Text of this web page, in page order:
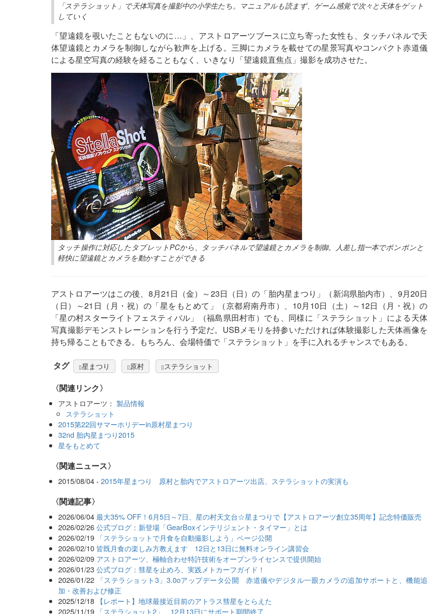
「ステラショット」で天体写真を撮影中の小学生たち。マニュアルも読まず、ゲーム感覚で次々と天体をゲット
していく
「望遠鏡を覗いたこともないのに…」、アストロアーツブースに立ち寄った女性も、タッチパネルで天
体望遠鏡とカメラを制御しながら歓声を上げる。三脚にカメラを載せての星景写真やコンパクト赤道儀
による星空写真の経験を経ることもなく、いきなり「望遠鏡直焦点」撮影を成功させた。
タッチ操作に対応したタブレットPCから、タッチパネルで望遠鏡とカメラを制御。人差し指一本でポンポンと
軽快に望遠鏡とカメラを動かすことができる
アストロアーツはこの後、8月21日（金）～23日（日）の「胎内星まつり」（新潟県胎内市）、9月20日
（日）～21日（月・祝）の「星をもとめて」（京都府南丹市）、10月10日（土）～12日（月・祝）の
「星の村スターライトフェスティバル」（福島県田村市）でも、同様に「ステラショット」による天体
写真撮影デモンストレーションを行う予定だ。USBメモリを持参いただければ体験撮影した天体画像を
持ち帰ることもできる。もちろん、会場特価で「ステラショット」を手に入れるチャンスでもある。
タグ 星まつり 原村 ステラショット
〈関連リンク〉
アストロアーツ：製品情報
ステラショット
2015第22回サマーホリデーin原村星まつり
32nd 胎内星まつり2015
星をもとめて
〈関連ニュース〉
2015/08/04 -2015年星まつり 原村と胎内でアストロアーツ出店、ステラショットの実演も
関連記事
2026/06/04 最大35% OFF！6月5日～7日、星の村天文台☆星まつりで【アストロアーツ創立35周年】記念特価販売
2026/02/26 公式ブログ：新登場「GearBoxインテリジェント・タイマー」とは
2026/02/19 「ステラショットで月食を自動撮影しよう」ページ公開
2026/02/10 皆既月食の楽しみ方教えます 12日と13日に無料オンライン講習会
2026/02/09 アストロアーツ、極軸合わせ特許技術をオープンライセンスで提供開始
2026/01/23 公式ブログ：彗星を止めろ、実践メトカーフガイド！
2026/01/22
「ステラショット3」3.0oアップデータ公開 赤道儀やデジタル一眼カメラの追加サポートと、機能追
加・改善および修正
2025/12/18 【レポート】地球最接近目前のアトラス彗星をとらえた
2025/11/19 「ステラショット2」、12月13日にサポート期間終了